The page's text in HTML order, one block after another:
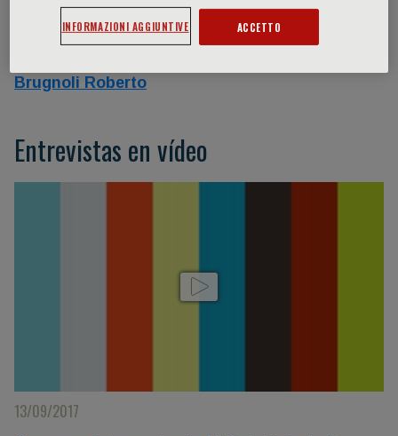
Eduard,Y. Meltzer Hebert,Gonzàlez-Portilla
Paz Garçia,A. Lamis Dorian,Stanghellini
Brugnoli Roberto
Entrevistas en vídeo
13/09/2017
INFORMAZIONI AGGIUNTIVE ACCETTO